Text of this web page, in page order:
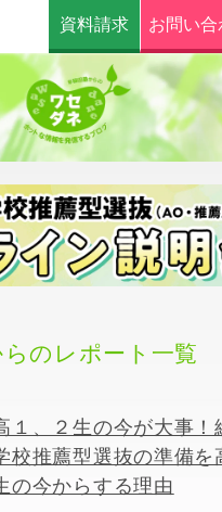
資料請求 お問い合
のレポート一覧
１、２生の今が大事！
校推薦型選抜の準備を
の今からする理由